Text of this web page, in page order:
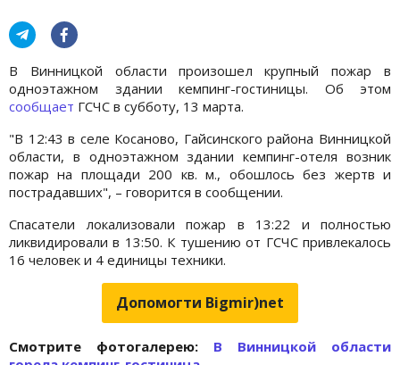
В Винницкой области произошел крупный пожар в
одноэтажном здании кемпинг-гостиницы. Об этом
сообщает ГСЧС в субботу, 13 марта.
"В 12:43 в селе Косаново, Гайсинского района Винницкой
области, в одноэтажном здании кемпинг-отеля возник
пожар на площади 200 кв. м., обошлось без жертв и
пострадавших", – говорится в сообщении.
Спасатели локализовали пожар в 13:22 и полностью
ликвидировали в 13:50. К тушению от ГСЧС привлекалось
16 человек и 4 единицы техники.
Допомогти Bigmir)net
Cмотрите фотогалерею: В Винницкой области